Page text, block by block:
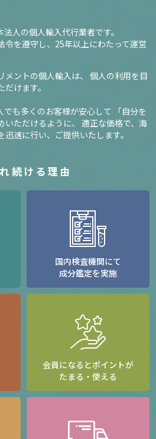
人の個人輸入代行業者です。
を遵守し、 25年以上にわたって運営
ントの個人輸入は、
個人の利用を目
けます。
でも多くのお客様が安心して
「自分を
ただけるように、
適正な価格で、海
速に行い、ご提供いたします。
続ける理由
国内検査機関にて
成分鑑定を実施
会員になるとポイントが
たまる・使える